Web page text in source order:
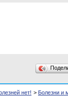
нет! > Болезни и